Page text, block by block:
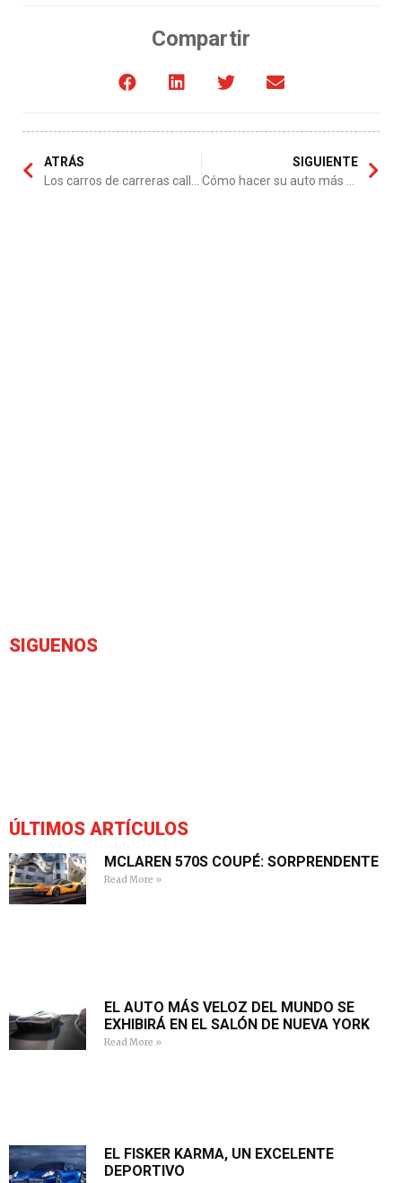
Compartir
ATRÁS
SIGUIENTE
SIGUENOS
ÚLTIMOS ARTÍCULOS
MCLAREN 570S COUPÉ: SORPRENDENTE
Read More »
EL AUTO MÁS VELOZ DEL MUNDO SE
EXHIBIRÁ EN EL SALÓN DE NUEVA YORK
Read More »
EL FISKER KARMA, UN EXCELENTE
DEPORTIVO